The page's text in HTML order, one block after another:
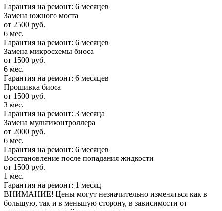
Гарантия на ремонт: 6 месяцев
Замена южного моста
от 2500 руб.
6 мес.
Гарантия на ремонт: 6 месяцев
Замена микросхемы биоса
от 1500 руб.
6 мес.
Гарантия на ремонт: 6 месяцев
Прошивка биоса
от 1500 руб.
3 мес.
Гарантия на ремонт: 3 месяца
Замена мультиконтроллера
от 2000 руб.
6 мес.
Гарантия на ремонт: 6 месяцев
Восстановление после попадания жидкости
от 1500 руб.
1 мес.
Гарантия на ремонт: 1 месяц
ВНИМАНИЕ! Цены могут незначительно изменяться как в
большую, так и в меньшую сторону, в зависимости от